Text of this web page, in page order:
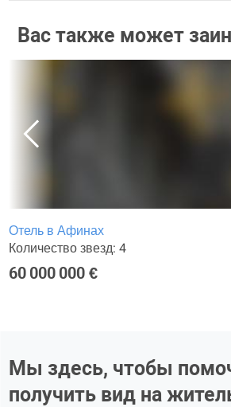
Вас также может
Отель в Афинах
Количество звезд: 4
60 000 000 €
Мы здесь, чтобы
получить вид на